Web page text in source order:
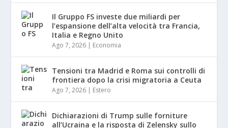
Il Gruppo FS investe due miliardi per
l’espansione dell’alta velocità tra Francia,
Italia e Regno Unito
Ago 7, 2026 | Economia
Tensioni tra Madrid e Roma sui controlli di
frontiera dopo la crisi migratoria a Ceuta
Ago 7, 2026 | Estero
Dichiarazioni di Trump sulle forniture
all’Ucraina e la risposta di Zelensky sullo